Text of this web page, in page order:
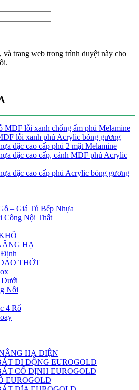
và trang web trong trình duyệt này cho
MDF lỗi xanh chống ẩm phủ Melamine
lỗi xanh phủ Acrylic bóng gương
đặc cao cấp phủ 2 mặt Melamine
đặc cao cấp, cánh MDF phủ Acrylic
đặc cao cấp phủ Acrylic bóng gương
– Giá Tủ Bếp Nhựa
Công Nội Thất
HẠ
Định
THỚT
Dưới
Nồi
4 Rổ
HẠ ĐIỆN
DI ĐỘNG EUROGOLD
CỐ ĐỊNH EUROGOLD
EUROGOLD